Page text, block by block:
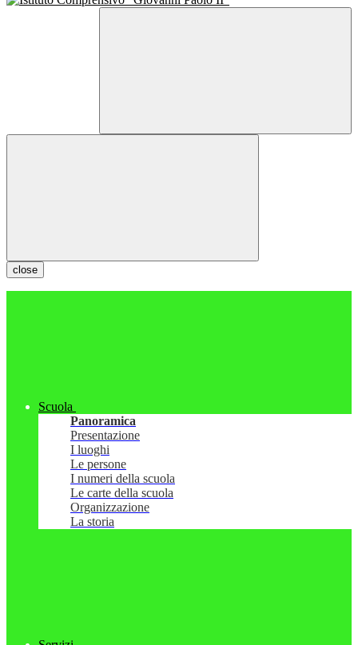
close
Scuola
Panoramica
Presentazione
I luoghi
Le persone
I numeri della scuola
Le carte della scuola
Organizzazione
La storia